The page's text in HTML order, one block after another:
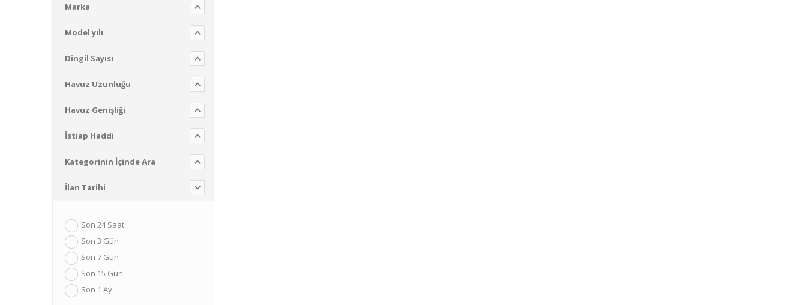
Marka
Model yılı
Dingil Sayısı
Havuz Uzunluğu
Havuz Genişliği
İstiap Haddi
Kategorinin İçinde Ara
İlan Tarihi
Son 24 Saat
Son 3 Gün
Son 7 Gün
Son 15 Gün
Son 1 Ay